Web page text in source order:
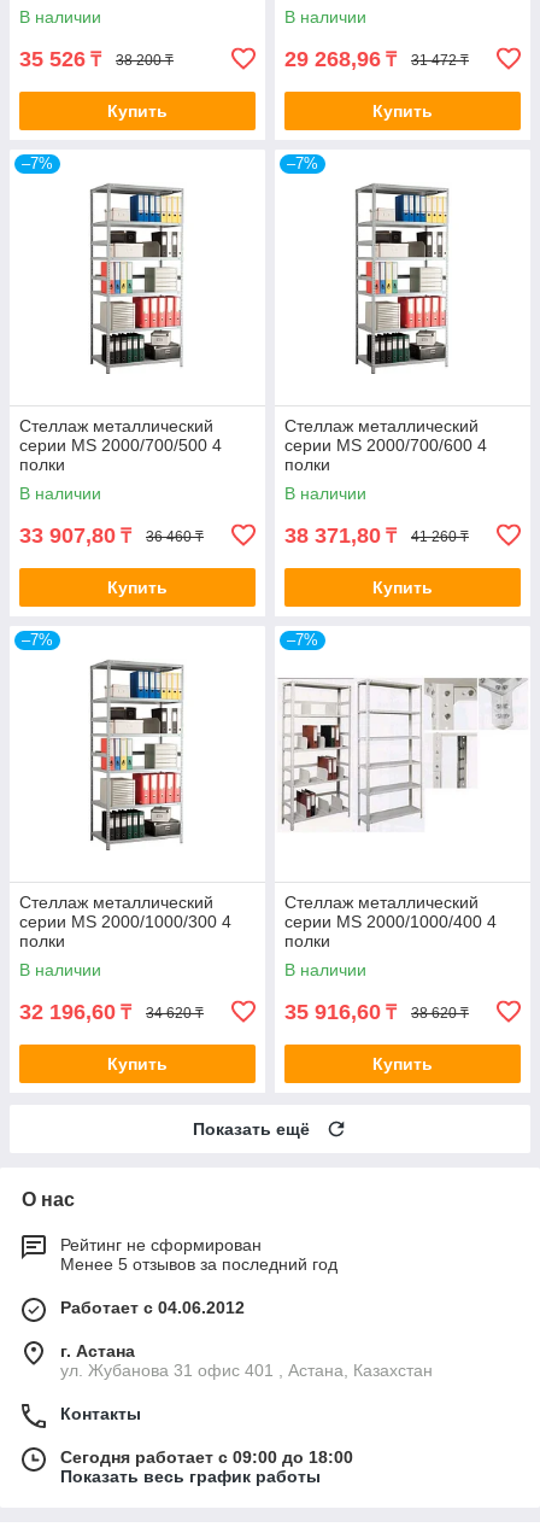
В наличии
35 526 ₸ 38 200 ₸
Купить
В наличии
29 268,96 ₸ 31 472 ₸
Купить
–7%
Стеллаж металлический
серии MS 2000/700/500 4
полки
В наличии
33 907,80 ₸ 36 460 ₸
Купить
–7%
Стеллаж металлический
серии MS 2000/700/600 4
полки
В наличии
38 371,80 ₸ 41 260 ₸
Купить
–7%
Стеллаж металлический
серии MS 2000/1000/300 4
полки
В наличии
32 196,60 ₸ 34 620 ₸
Купить
–7%
Стеллаж металлический
серии MS 2000/1000/400 4
полки
В наличии
35 916,60 ₸ 38 620 ₸
Купить
Показать ещё
О нас
Рейтинг не сформирован
Менее 5 отзывов за последний год
Работает с 04.06.2012
г. Астана
ул. Жубанова 31 офис 401 , Астана, Казахстан
Контакты
Сегодня работает с 09:00 до 18:00
Показать весь график работы